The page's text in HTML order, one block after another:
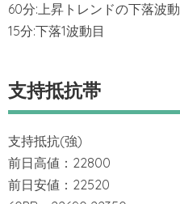
60分:上昇トレンドの下落波動
15分:下落1波動目
支持抵抗帯
支持抵抗(強)
前日高値：22800
前日安値：22520